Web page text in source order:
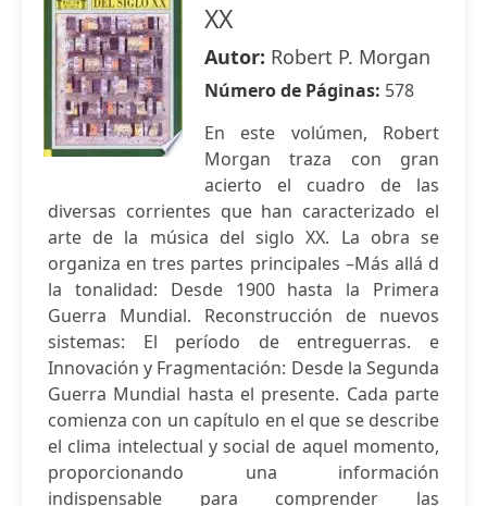
XX
Autor: Robert P. Morgan
Número de Páginas: 578
En este volúmen, Robert
Morgan traza con gran
acierto el cuadro de las
diversas corrientes que han caracterizado el
arte de la música del siglo XX. La obra se
organiza en tres partes principales –Más allá d
la tonalidad: Desde 1900 hasta la Primera
Guerra Mundial. Reconstrucción de nuevos
sistemas: El período de entreguerras. e
Innovación y Fragmentación: Desde la Segunda
Guerra Mundial hasta el presente. Cada parte
comienza con un capítulo en el que se describe
el clima intelectual y social de aquel momento,
proporcionando una información
indispensable para comprender las